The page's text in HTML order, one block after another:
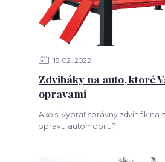
18 02 2022
Zdviháky na auto, ktoré
opravami
Ako si vybrať správny zdvihák na
opravu automobilu?